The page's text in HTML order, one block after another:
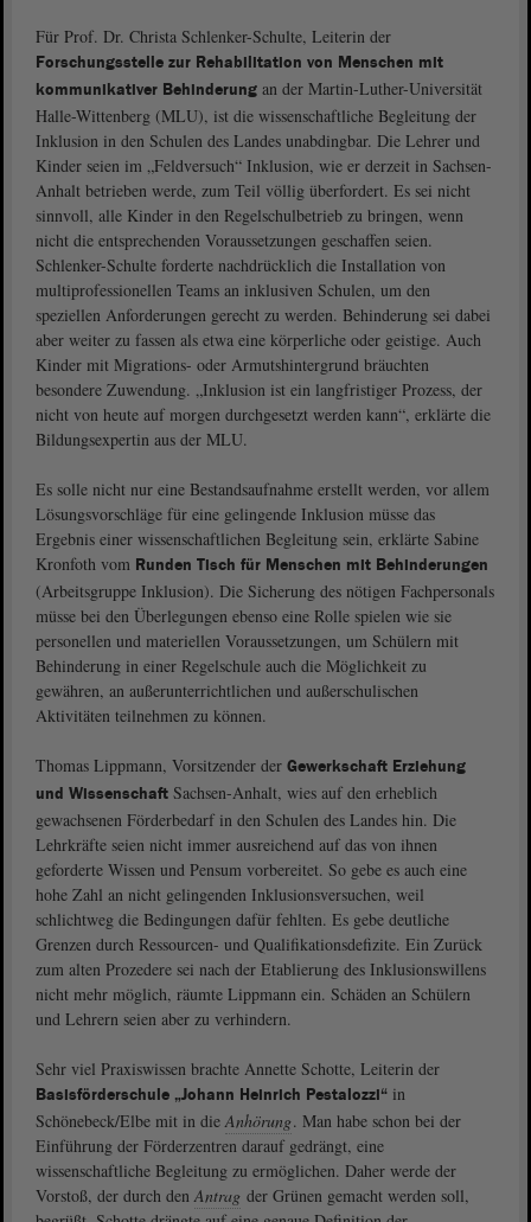
Für Prof. Dr. Christa Schlenker-Schulte, Leiterin der
Forschungsstelle zur Rehabilitation von Menschen mit
kommunikativer Behinderung an der Martin-Luther-Universität
Halle-Wittenberg (MLU), ist die wissenschaftliche Begleitung der
Inklusion in den Schulen des Landes unabdingbar. Die Lehrer und
Kinder seien im „Feldversuch“ Inklusion, wie er derzeit in Sachsen-
Anhalt betrieben werde, zum Teil völlig überfordert. Es sei nicht
sinnvoll, alle Kinder in den Regelschulbetrieb zu bringen, wenn
nicht die entsprechenden Voraussetzungen geschaffen seien.
Schlenker-Schulte forderte nachdrücklich die Installation von
multiprofessionellen Teams an inklusiven Schulen, um den
speziellen Anforderungen gerecht zu werden. Behinderung sei dabei
aber weiter zu fassen als etwa eine körperliche oder geistige. Auch
Kinder mit Migrations- oder Armutshintergrund bräuchten
besondere Zuwendung. „Inklusion ist ein langfristiger Prozess, der
nicht von heute auf morgen durchgesetzt werden kann“, erklärte die
Bildungsexpertin aus der MLU.
Es solle nicht nur eine Bestandsaufnahme erstellt werden, vor allem
Lösungsvorschläge für eine gelingende Inklusion müsse das
Ergebnis einer wissenschaftlichen Begleitung sein, erklärte Sabine
Kronfoth vom Runden Tisch für Menschen mit Behinderungen
(Arbeitsgruppe Inklusion). Die Sicherung des nötigen Fachpersonals
müsse bei den Überlegungen ebenso eine Rolle spielen wie sie
personellen und materiellen Voraussetzungen, um Schülern mit
Behinderung in einer Regelschule auch die Möglichkeit zu
gewähren, an außerunterrichtlichen und außerschulischen
Aktivitäten teilnehmen zu können.
Thomas Lippmann, Vorsitzender der Gewerkschaft Erziehung
und Wissenschaft Sachsen-Anhalt, wies auf den erheblich
gewachsenen Förderbedarf in den Schulen des Landes hin. Die
Lehrkräfte seien nicht immer ausreichend auf das von ihnen
geforderte Wissen und Pensum vorbereitet. So gebe es auch eine
hohe Zahl an nicht gelingenden Inklusionsversuchen, weil
schlichtweg die Bedingungen dafür fehlten. Es gebe deutliche
Grenzen durch Ressourcen- und Qualifikationsdefizite. Ein Zurück
zum alten Prozedere sei nach der Etablierung des Inklusionswillens
nicht mehr möglich, räumte Lippmann ein. Schäden an Schülern
und Lehrern seien aber zu verhindern.
Sehr viel Praxiswissen brachte Annette Schotte, Leiterin der
Basisförderschule „Johann Heinrich Pestalozzi“ in
Schönebeck/Elbe mit in dieAnhörung. Man habe schon bei der
Einführung der Förderzentren darauf gedrängt, eine
wissenschaftliche Begleitung zu ermöglichen. Daher werde der
Vorstoß, der durch denAntrag der Grünen gemacht werden soll,